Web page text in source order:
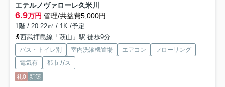
エテルノヴァローレ久米川
6.9万円 管理/共益費5,000円
1階 / 20.22㎡ / 1K /予定
西武拝島線「萩山」駅 徒歩9分
バス・トイレ別 室内洗濯機置場 エアコン
フローリング
電気有
都市ガス
礼0 新築